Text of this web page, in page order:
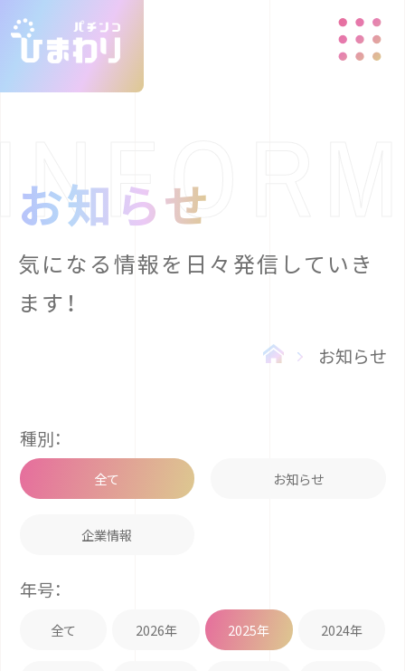
お知らせ
気になる情報を日々発信していき
ます！
お知らせ
種別：
全て お知らせ
企業情報
年号：
全て 2026年 2025年 2024年